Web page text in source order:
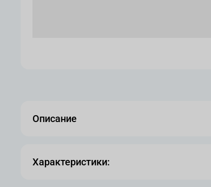
Описание
Характеристики: